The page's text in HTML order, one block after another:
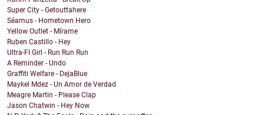
Super City - Getouttahere
Séamus - Hometown Hero
Yellow Outlet - Mírame
Ruben Castillo - Hey
Ultra-FI Girl - Run Run Run
A Reminder - Undo
Graffiti Welfare - DejaBlue
Maykel Mdez - Un Amor de Verdad
Meagre Martin - Please Clap
Jason Chatwin - Hey Now